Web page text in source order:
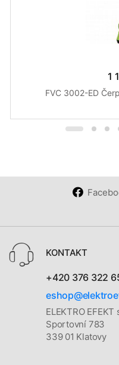
1
FVC 3002-ED
KONTAKT
+420 376 322
ELEKTRO EFEKT
Sportovní 783
339 01 Klatovy